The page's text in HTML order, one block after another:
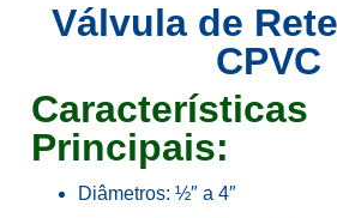
Válvula de
CPVC
Características
Principais:
Diâmetros: ½″ a 4″